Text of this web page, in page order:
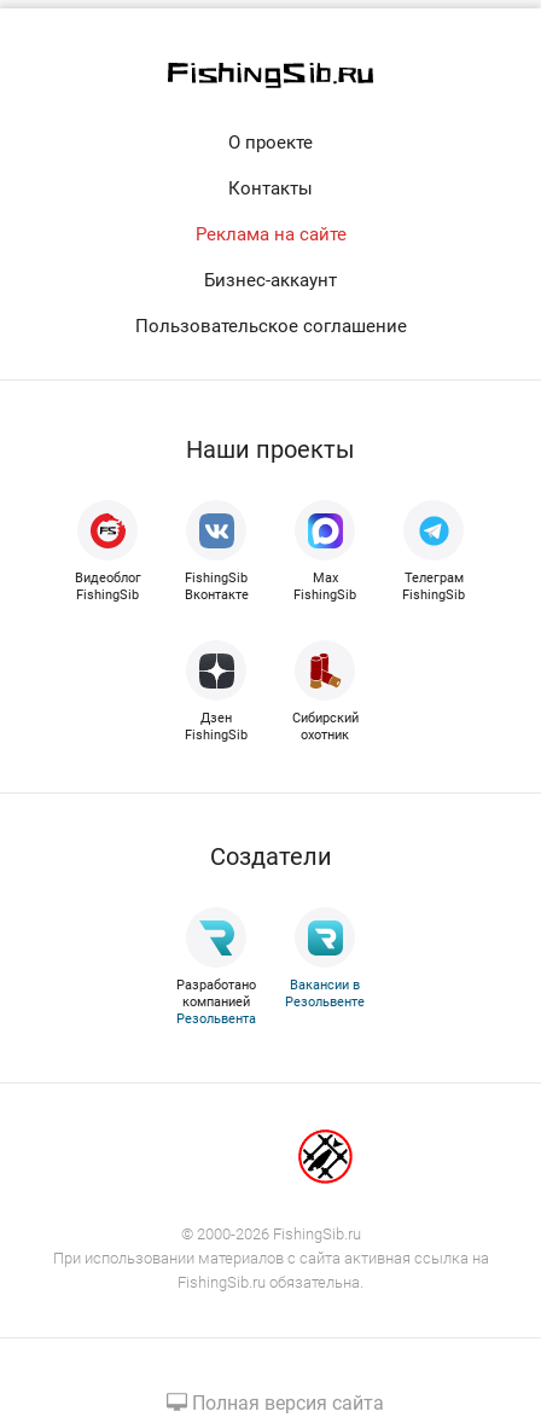
О проекте
Контакты
Реклама на сайте
Бизнес-аккаунт
Пользовательское соглашение
Наши проекты
Видеоблог
FishingSib
FishingSib
Вконтакте
Max
FishingSib
Телеграм
FishingSib
Дзен
FishingSib
Сибирский
охотник
Cоздатели
Разработано
компанией
Резольвента
Вакансии в
Резольвенте
Полная версия сайта
© 2000-2026 FishingSib.ru
При использовании материалов с сайта активная ссылка на
FishingSib.ru обязательна.